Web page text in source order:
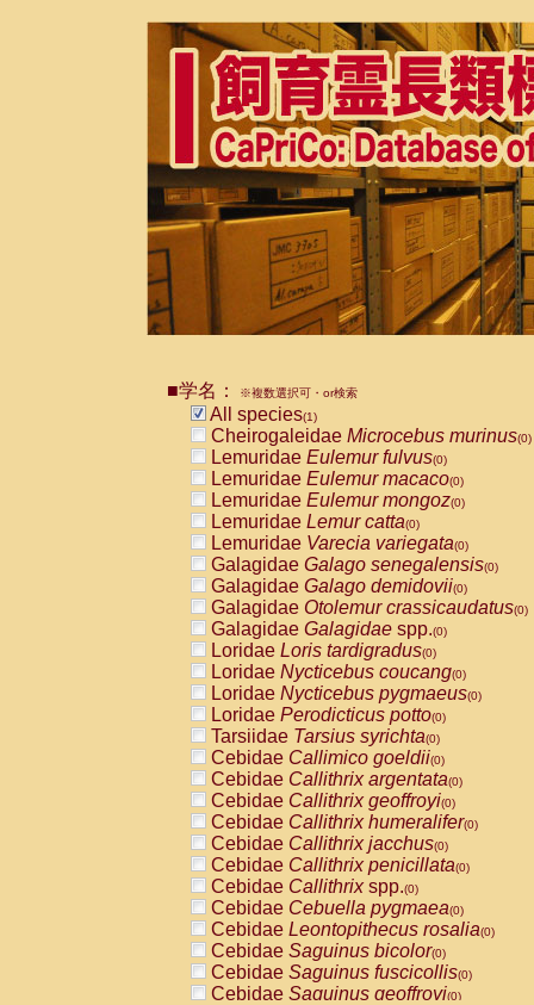
■学名： ※複数選択可・or検索
All species(1)
Cheirogaleidae Microcebus murinus(0)
Lemuridae Eulemur fulvus(0)
Lemuridae Eulemur macaco(0)
Lemuridae Eulemur mongoz(0)
Lemuridae Lemur catta(0)
Lemuridae Varecia variegata(0)
Galagidae Galago senegalensis(0)
Galagidae Galago demidovii(0)
Galagidae Otolemur crassicaudatus(0)
Galagidae Galagidae spp.(0)
Loridae Loris tardigradus(0)
Loridae Nycticebus coucang(0)
Loridae Nycticebus pygmaeus(0)
Loridae Perodicticus potto(0)
Tarsiidae Tarsius syrichta(0)
Cebidae Callimico goeldii(0)
Cebidae Callithrix argentata(0)
Cebidae Callithrix geoffroyi(0)
Cebidae Callithrix humeralifer(0)
Cebidae Callithrix jacchus(0)
Cebidae Callithrix penicillata(0)
Cebidae Callithrixspp.(0)
Cebidae Cebuella pygmaea(0)
Cebidae Leontopithecus rosalia(0)
Cebidae Saguinus bicolor(0)
Cebidae Saguinus fuscicollis(0)
Cebidae Saguinus geoffroyi(0)